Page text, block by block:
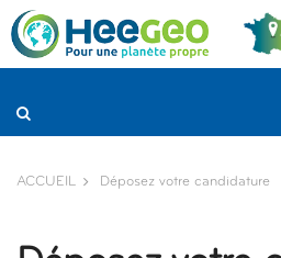
ACCUEIL Déposez votre candidature
Panneau de gestion des cookies